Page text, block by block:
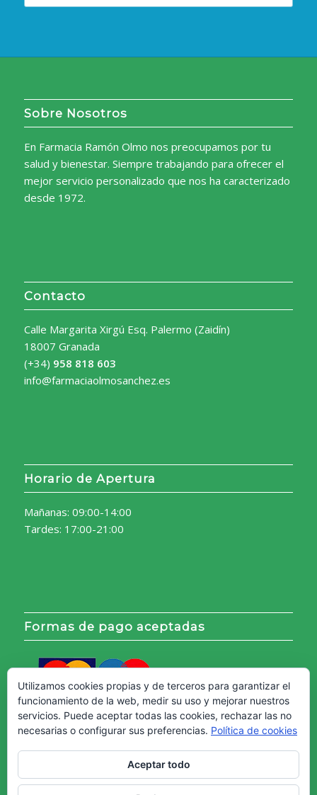
Sobre Nosotros
En Farmacia Ramón Olmo nos preocupamos por tu
salud y bienestar. Siempre trabajando para ofrecer el
mejor servicio personalizado que nos ha caracterizado
desde 1972.
Contacto
Calle Margarita Xirgú Esq. Palermo (Zaidín)
18007 Granada
(+34) 958 818 603
info@farmaciaolmosanchez.es
Horario de Apertura
Mañanas: 09:00-14:00
Tardes: 17:00-21:00
Formas de pago aceptadas
Utilizamos cookies propias y de terceros para garantizar el
funcionamiento de la web, medir su uso y mejorar nuestros
servicios. Puede aceptar todas las cookies, rechazar las no
necesarias o configurar sus preferencias. Política de cookies
Aceptar todo